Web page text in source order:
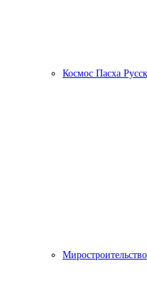
Космос Пасха
Миростроительство